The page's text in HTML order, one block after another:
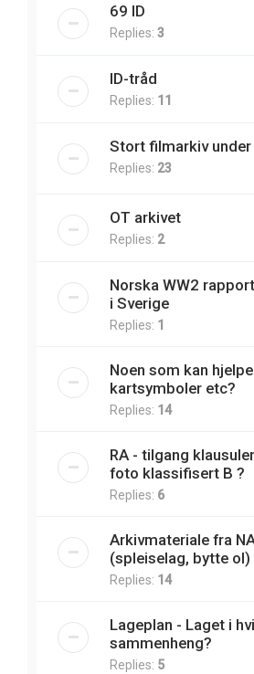
69 ID
Replies: 3
ID-tråd
Replies: 11
Stort filmarkiv
Replies: 23
OT arkivet
Replies: 2
Norska WW2
i Sverige
Replies: 1
Noen som kan
kartsymboler etc?
Replies: 14
RA - tilgang
foto klassifisert B ?
Replies: 6
Arkivmateriale fra
(spleiselag, bytte ol)
Replies: 14
Lageplan - Laget i
sammenheng?
Replies: 5